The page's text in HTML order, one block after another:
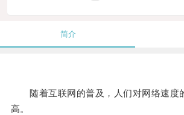
简介
随着互联网的普及，人们对网络速度
高。